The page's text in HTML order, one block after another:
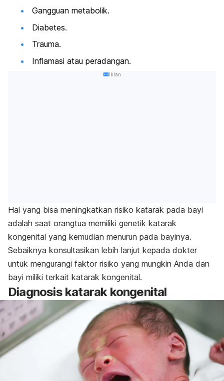
Gangguan metabolik.
Diabetes.
Trauma.
Inflamasi atau peradangan.
Iklan
Hal yang bisa meningkatkan risiko katarak pada bayi
adalah saat orangtua memiliki genetik katarak
kongenital yang kemudian menurun pada bayinya.
Sebaiknya konsultasikan lebih lanjut kepada dokter
untuk mengurangi faktor risiko yang mungkin Anda dan
bayi miliki terkait katarak kongenital.
Diagnosis katarak kongenital